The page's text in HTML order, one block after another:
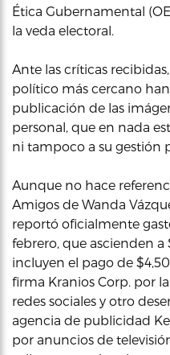
Ética Gubernamental
la veda electoral.
Ante las críticas
político más cercano
publicación de las
personal, que en nada
ni tampoco a su gestión
Aunque no hace
Amigos de Wanda
reportó oficialmente
febrero, que ascienden a
incluyen el pago de
firma Kranios Corp. por
redes sociales y otro
agencia de publicidad
por anuncios de